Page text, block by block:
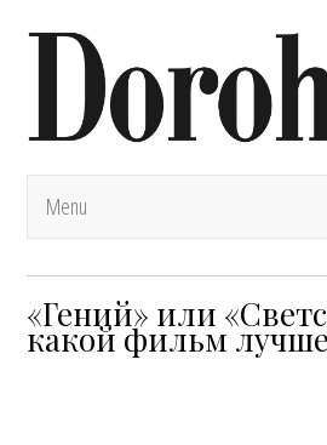
Menu
«Гений» или
какой фильм